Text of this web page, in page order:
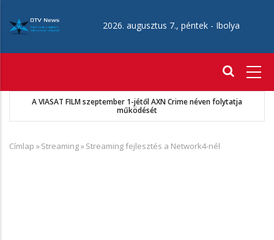
tartalomra
2026. augusztus 7., péntek - Ibolya
A VIASAT FILM szeptember 1-jétől AXN Crime néven folytatja
működését
Morzsa
Címlap »Streaming»Streaming fejlesztés a Network4-nél